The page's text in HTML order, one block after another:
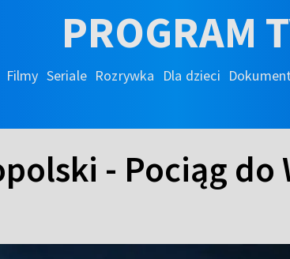
PROGRAM
Filmy Seriale Rozrywka Dla dzieci
- Pociąg